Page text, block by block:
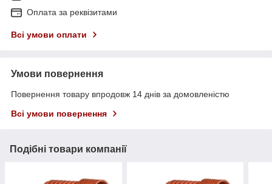
Оплата за реквізитами
Всі умови оплати
Умови повернення
Повернення товару впродовж 14 днів за домовленістю
Всі умови повернення
Подібні товари компанії